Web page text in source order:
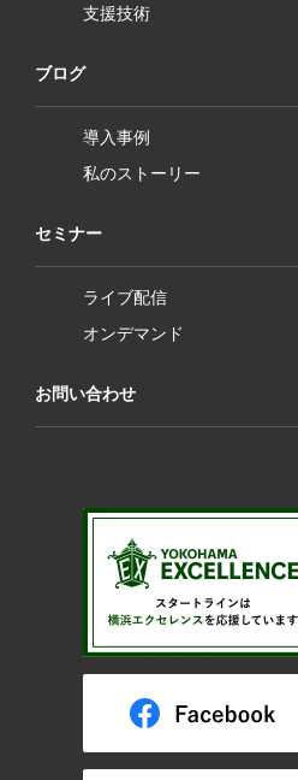
支援技術
ブログ
導入事例
私のストーリー
セミナー
ライブ配信
オンデマンド
お問い合わせ